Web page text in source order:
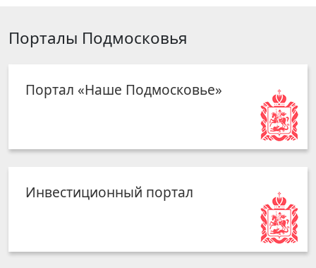
Порталы Подмосковья
Портал «Наше Подмосковье»
Инвестиционный портал